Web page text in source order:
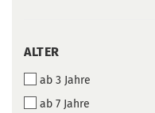
ALTER
ALTER
ab 3 Jahre
ab 7 Jahre